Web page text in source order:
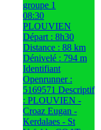
groupe 1
08:30
PLOUVIEN
Départ : 8h30
Distance : 88 km
Dénivelé : 794 m
Identifiant
Openrunner :
5169571 Descriptif
: PLOUVIEN -
Croaz Eugan -
Kerdalaes - St